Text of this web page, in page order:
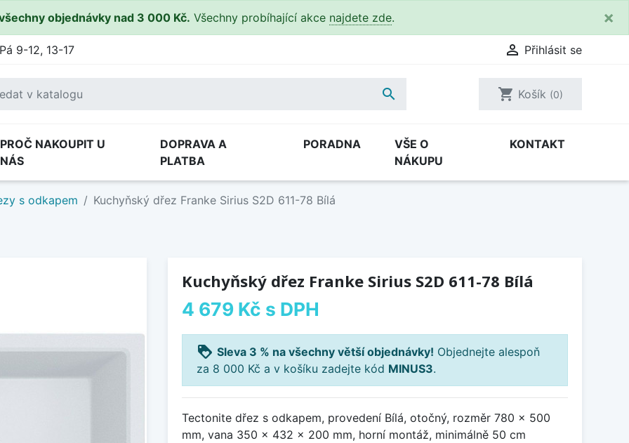
objednávky nad 3 000 Kč. Všechny probíhající akce najdete zde. ×
9-12, 13-17  Přihlásit se
 shopping_cart Košík (0)
PROČ NAKOUPIT U
NÁS
DOPRAVA A
PLATBA
PORADNA
VŠE O
NÁKUPU
KONTAKT
s odkapem Kuchyňský dřez Franke Sirius S2D 611-78 Bílá
Kuchyňský dřez Franke Sirius S2D 611-78 Bílá
4 679 Kč s DPH
loyalty Sleva 3 % na všechny větší objednávky! Objednejte alespoň
za 8 000 Kč a v košíku zadejte kód MINUS3.
Tectonite dřez s odkapem, provedení Bílá, otočný, rozměr 780 x 500
mm, vana 350 x 432 x 200 mm, horní montáž, minimálně 50 cm